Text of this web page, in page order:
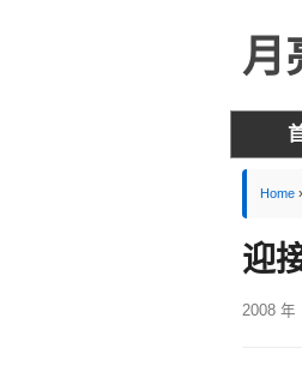
月
Home
迎
2008 年